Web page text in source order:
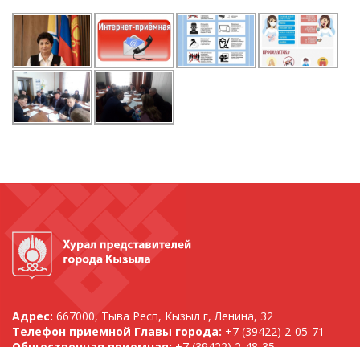
Адрес: 667000, Тыва Респ, Кызыл г, Ленина, 32
Телефон приемной Главы города: +7 (39422) 2-05-71